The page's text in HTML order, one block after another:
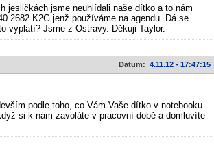
jesličkách jsme neuhlídali naše dítko a to nám
2682 K2G jenž používáme na agendu. Dá se
vyplatí? Jsme z Ostravy. Děkuji Taylor.
Datum: 4.11.12 - 17:47:15
podle toho, co Vám Vaše dítko v notebooku
si k nám zavoláte v pracovní době a domluvíte